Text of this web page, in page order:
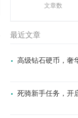
文章数
最近文章
高级钻石硬币，奢
死骑新手任务，开